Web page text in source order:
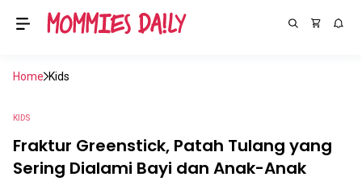
Home Kids
KIDS
Fraktur Greenstick, Patah Tulang yang
Sering Dialami Bayi dan Anak-Anak